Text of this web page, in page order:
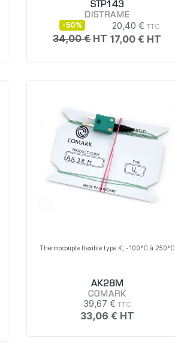
STP143
DISTRAME
20,40 €
17,00 €
34,00 €
-50%
Thermocouple flexible type K, -100°C à 250°C
AK28M
COMARK
39,67 €
33,06 €